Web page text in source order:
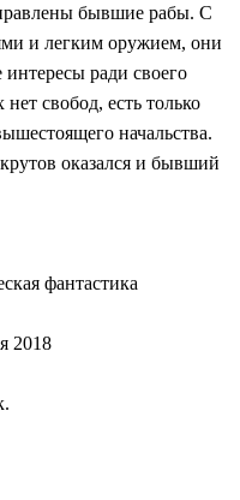
бывшие рабы. С
и легким оружием, они
ради своего
свобод, есть только
начальства.
оказался и бывший
фантастика
2018